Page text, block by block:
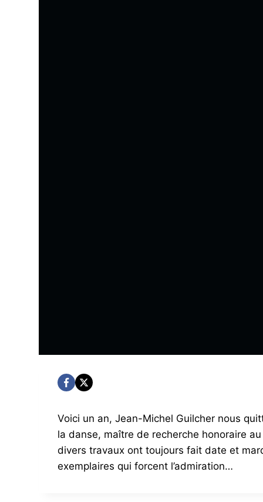
Voici un an, Jean-Michel Guilcher nous
la danse, maître de recherche honoraire
divers travaux ont toujours fait date et
exemplaires qui forcent l’admiration…